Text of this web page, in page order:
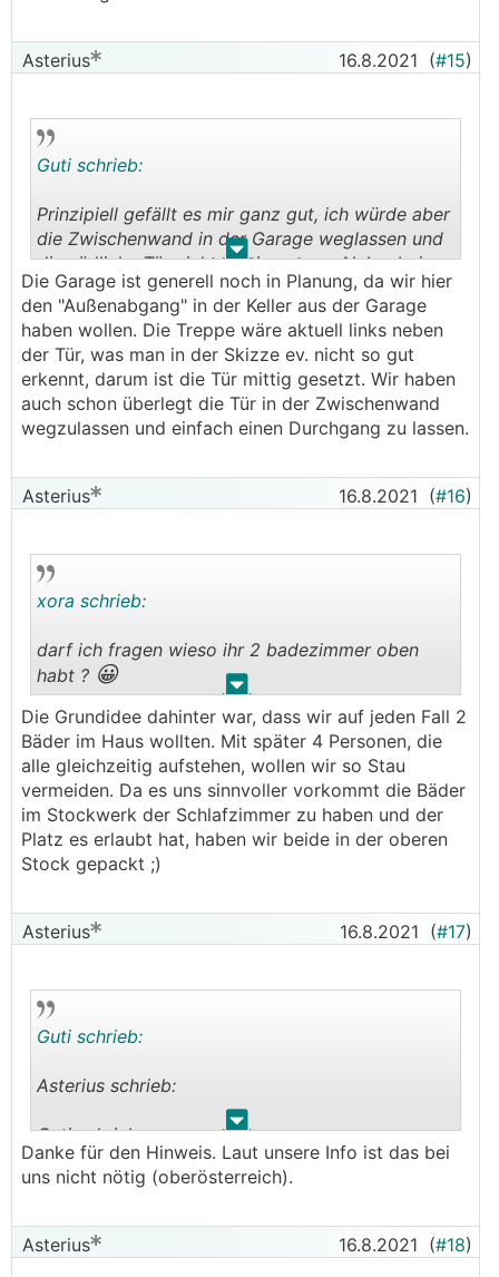
welche m.M.n. zumindest fraglich ist.
Büro: Hier gibt es Mindestabstände, damit man
nicht erreicht. WC Tür sollte nach außen
aufgehen. Schrankraum im OG würde ich als
separaten Raum ausführen.
Asterius 16.8.2021 (#15)
. .
Guti schrieb:
Prinzipiell gefällt es mir ganz gut, ich würde aber
die Zwischenwand in der Garage weglassen und
die südliche Tür nicht mittig setzen. Nebenbei:
WC Türen sollten nach außen aufgehen, außer
das WC ist sehr groß.
Die Garage ist generell noch in Planung, da wir hier
den "Außenabgang" in der Keller aus der Garage
haben wollen. Die Treppe wäre aktuell links neben
der Tür, was man in der Skizze ev. nicht so gut
erkennt, darum ist die Tür mittig gesetzt. Wir haben
auch schon überlegt die Tür in der Zwischenwand
wegzulassen und einfach einen Durchgang zu lassen.
Asterius 16.8.2021 (#16)
. .
xora schrieb:
darf ich fragen wieso ihr 2 badezimmer oben
habt ? 😀
das haus sieht sooooo schön aus😊
Die Grundidee dahinter war, dass wir auf jeden Fall 2
Bäder im Haus wollten. Mit später 4 Personen, die
alle gleichzeitig aufstehen, wollen wir so Stau
vermeiden. Da es uns sinnvoller vorkommt die Bäder
im Stockwerk der Schlafzimmer zu haben und der
Platz es erlaubt hat, haben wir beide in der oberen
Stock gepackt ;)
Asterius 16.8.2021 (#17)
. .
Guti schrieb:
Asterius schrieb:
Guti schrieb:
Noch etwas, ist die östliche Linie bereits die
Fenster)
2m Abstand wären angedacht, genau wegen der
Danke für den Hinweis. Laut unsere Info ist das bei
uns nicht nötig (oberösterreich).
Asterius 16.8.2021 (#18)